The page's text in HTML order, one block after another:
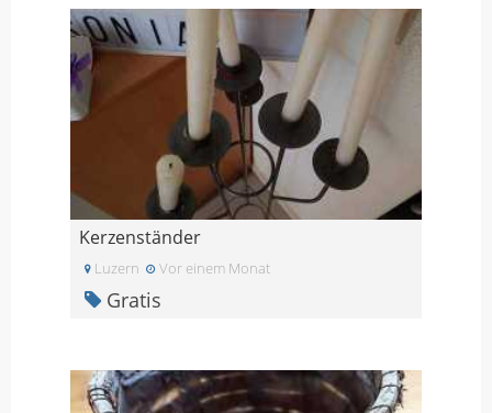
Kerzenständer
Luzern Vor einem Monat
Gratis